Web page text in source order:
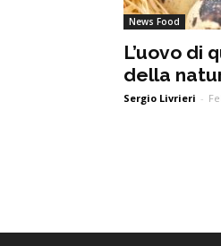
News Food
L’uovo di
della
Sergio Livrieri -